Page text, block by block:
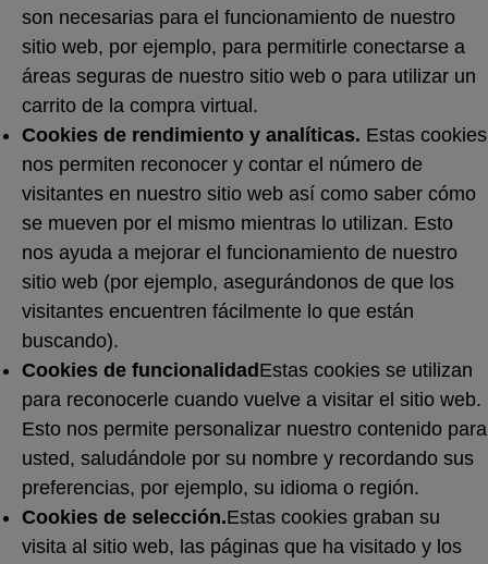
son necesarias para el funcionamiento de nuestro
sitio web, por ejemplo, para permitirle conectarse a
áreas seguras de nuestro sitio web o para utilizar un
carrito de la compra virtual.
Cookies de rendimiento y analíticas. Estas cookies
nos permiten reconocer y contar el número de
visitantes en nuestro sitio web así como saber cómo
se mueven por el mismo mientras lo utilizan. Esto
nos ayuda a mejorar el funcionamiento de nuestro
sitio web (por ejemplo, asegurándonos de que los
visitantes encuentren fácilmente lo que están
buscando).
Cookies de funcionalidad Estas cookies se utilizan
para reconocerle cuando vuelve a visitar el sitio web.
Esto nos permite personalizar nuestro contenido para
usted, saludándole por su nombre y recordando sus
preferencias, por ejemplo, su idioma o región.
Cookies de selección.Estas cookies graban su
visita al sitio web, las páginas que ha visitado y los